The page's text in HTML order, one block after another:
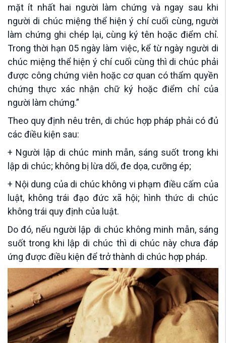
mặt ít nhất hai người làm chứng và ngay sau khi
người di chúc miệng thể hiện ý chí cuối cùng, người
làm chứng ghi chép lại, cùng ký tên hoặc điểm chỉ.
Trong thời hạn 05 ngày làm việc, kể từ ngày người di
chúc miệng thể hiện ý chí cuối cùng thì di chúc phải
được công chứng viên hoặc cơ quan có thẩm quyền
chứng thực xác nhận chữ ký hoặc điểm chỉ của
người làm chứng.”
Theo quy định nêu trên, di chúc hợp pháp phải có đủ
các điều kiện sau:
+ Người lập di chúc minh mẫn, sáng suốt trong khi
lập di chúc; không bị lừa dối, đe dọa, cưỡng ép;
+ Nội dung của di chúc không vi phạm điều cấm của
luật, không trái đạo đức xã hội; hình thức di chúc
không trái quy định của luật.
Do đó, nếu người lập di chúc không minh mẫn, sáng
suốt trong khi lập di chúc thì di chúc này chưa đáp
ứng được điều kiện để trở thành di chúc hợp pháp.